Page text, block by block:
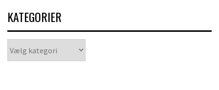
KATEGORIER